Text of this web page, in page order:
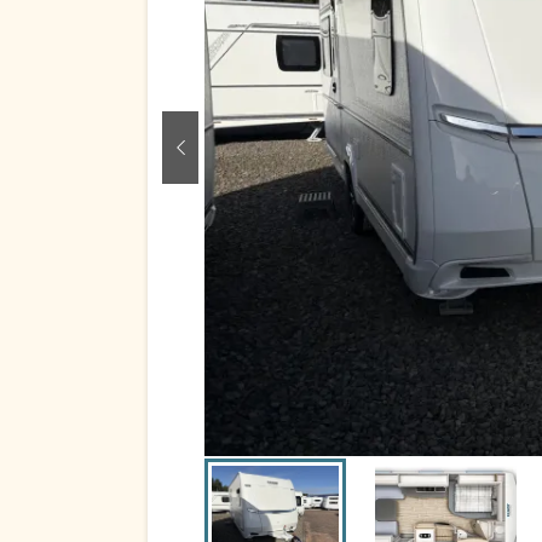
zurück